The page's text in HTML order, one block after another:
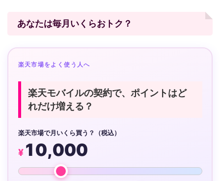
あなたは毎月いくらおトク？
楽天市場をよく使う人へ
楽天モバイルの契約で、ポイントはど
れだけ増える？
楽天市場で月いくら買う？（税込）
¥10,000